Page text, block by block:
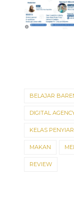
BELAJAR
DIGITAL
KELAS
MAKAN
REVIEW